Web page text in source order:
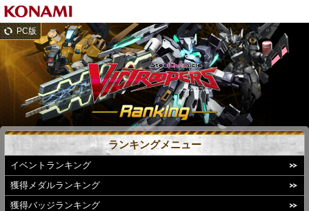
PC版
ランキングメニュー
イベントランキング
獲得メダルランキング
獲得バッジランキング